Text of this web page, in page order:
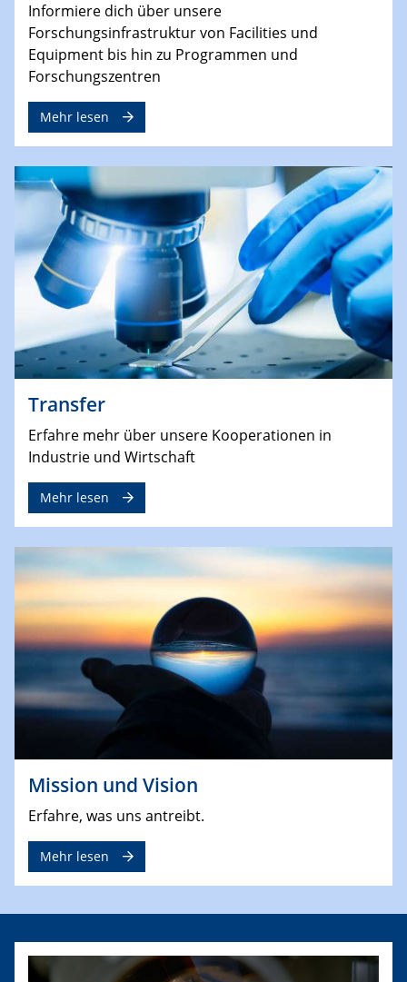
Informiere dich über unsere
Forschungsinfrastruktur von Facilities und
Equipment bis hin zu Programmen und
Forschungszentren
Mehr lesen
Transfer
Erfahre mehr über unsere Kooperationen in
Industrie und Wirtschaft
Mehr lesen
Mission und Vision
Erfahre, was uns antreibt.
Mehr lesen